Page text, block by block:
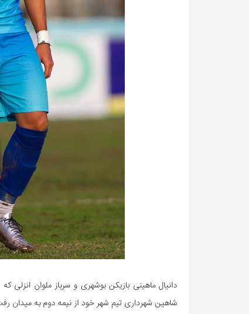
دانیال ماهینی بازیکن بوشهری و سرباز ملوان
شاهین شهرداری تیم شهر خود از نیمه دوم به میدان